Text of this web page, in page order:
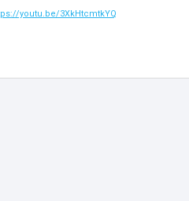
y
i
youtu.be/3XkHtcmtkYQ